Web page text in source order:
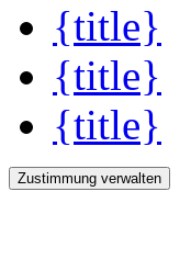
{title}
{title}
{title}
Zustimmung verwalten